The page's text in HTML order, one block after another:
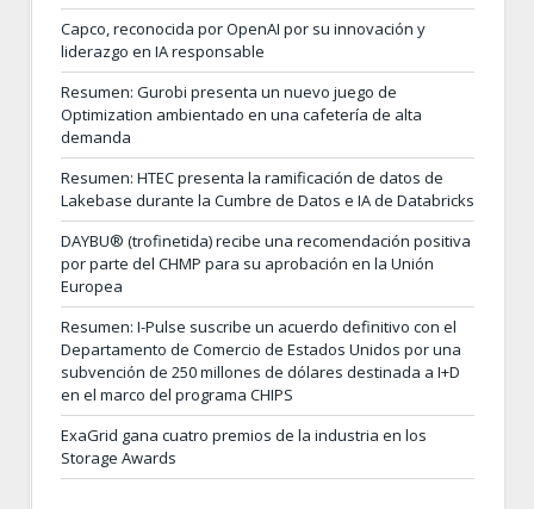
Capco, reconocida por OpenAI por su innovación y
liderazgo en IA responsable
Resumen: Gurobi presenta un nuevo juego de
Optimization ambientado en una cafetería de alta
demanda
Resumen: HTEC presenta la ramificación de datos de
Lakebase durante la Cumbre de Datos e IA de Databricks
DAYBU® (trofinetida) recibe una recomendación positiva
por parte del CHMP para su aprobación en la Unión
Europea
Resumen: I-Pulse suscribe un acuerdo definitivo con el
Departamento de Comercio de Estados Unidos por una
subvención de 250 millones de dólares destinada a I+D
en el marco del programa CHIPS
ExaGrid gana cuatro premios de la industria en los
Storage Awards